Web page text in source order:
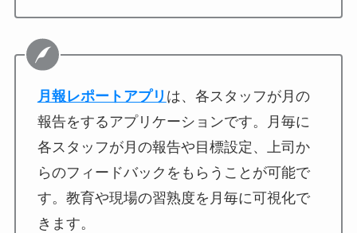
月報レポートアプリ は、各スタッフが月の
報告をするアプリケーションです。月毎に
各スタッフが月の報告や目標設定、上司か
らのフィードバックをもらうことが可能で
す。教育や現場の習熟度を月毎に可視化で
きます。